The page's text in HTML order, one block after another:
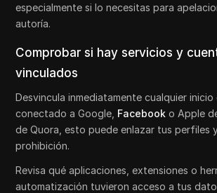
especialmente si lo necesitas para
autoría.
Comprobar si hay servicios y
vinculados
Desvincula inmediatamente cualquier inicio
conectado a Google, Facebook o Apple
de Quora, esto puede enlazar tus perfiles
prohibición.
Revisa qué aplicaciones, extensiones o
automatización tuvieron acceso a tus